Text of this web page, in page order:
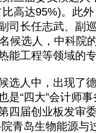
高达95%)。此
司长任志武、副
候选人，中科院
能工程等领域的
人中，出现了
是“四大”会计师
四届创业板发审
青岛生物能源与